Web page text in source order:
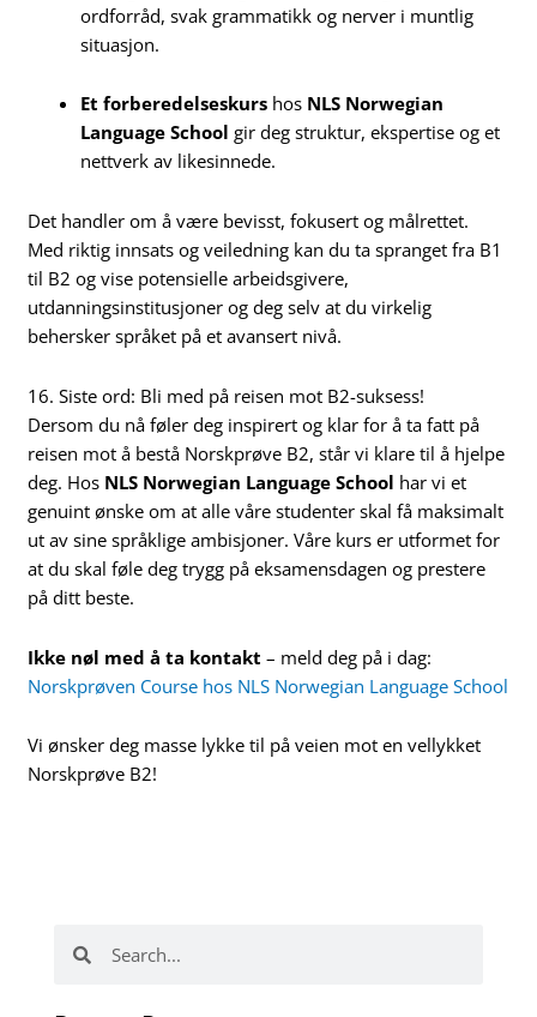
ordforråd, svak grammatikk og nerver i muntlig
situasjon.
Et forberedelseskurs hos NLS Norwegian
Language School gir deg struktur, ekspertise og et
nettverk av likesinnede.
Det handler om å være bevisst, fokusert og målrettet.
Med riktig innsats og veiledning kan du ta spranget fra B1
til B2 og vise potensielle arbeidsgivere,
utdanningsinstitusjoner og deg selv at du virkelig
behersker språket på et avansert nivå.
16. Siste ord: Bli med på reisen mot B2-suksess!
Dersom du nå føler deg inspirert og klar for å ta fatt på
reisen mot å bestå Norskprøve B2, står vi klare til å hjelpe
deg. Hos NLS Norwegian Language School har vi et
genuint ønske om at alle våre studenter skal få maksimalt
ut av sine språklige ambisjoner. Våre kurs er utformet for
at du skal føle deg trygg på eksamensdagen og prestere
på ditt beste.
Ikke nøl med å ta kontakt – meld deg på i dag:
Norskprøven Course hos NLS Norwegian Language School
Vi ønsker deg masse lykke til på veien mot en vellykket
Norskprøve B2!